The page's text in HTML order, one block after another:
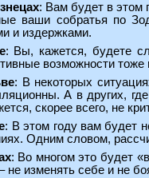
: Вам будет в этом
ваши собратья по
и издержками.
: Вы, кажется, будете
возможности
: В некоторых
А в других,
скорее всего, не
: В этом году вам будет
Одним словом,
: Во многом это будет
не изменять себе и не